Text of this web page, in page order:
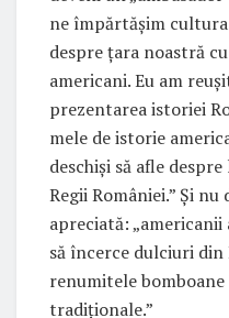
ne împărtășim
despre țara noastră
americani. Eu am
prezentarea istoriei
mele de istorie
deschiși să afle
Regii României.” Și
apreciată:
să încerce dulciuri din
renumitele
tradiționale.”